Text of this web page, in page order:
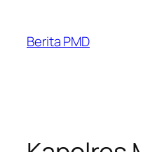
content
Berita PMD